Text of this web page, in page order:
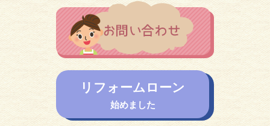
リフォームローン
始めました